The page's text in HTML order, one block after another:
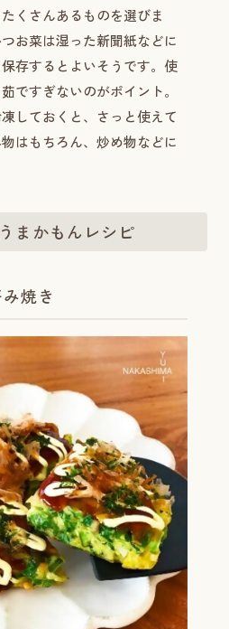
くさんあるものを選びま
お菜は湿った新聞紙などに
存するとよいそうです。使
ですぎないのがポイント。
しておくと、さっと使えて
はもちろん、炒め物などに
まかもんレシピ
焼き